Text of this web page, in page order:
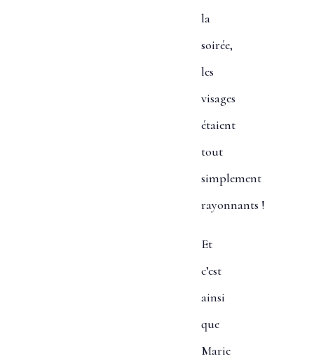
la
soirée,
les
visages
étaient
tout
simplement
rayonnants !
Et
c’est
ainsi
que
Marie